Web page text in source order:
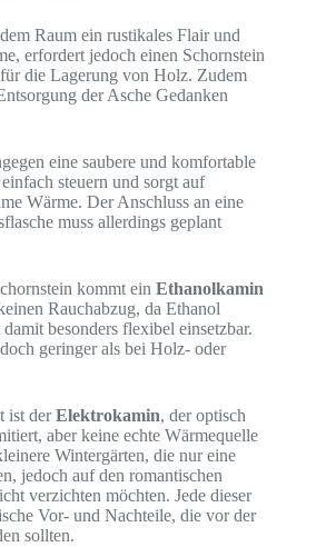
Raum ein rustikales Flair und
erfordert jedoch einen Schornstein
die Lagerung von Holz. Zudem
der Asche Gedanken
eine saubere und komfortable
steuern und sorgt auf
Wärme. Der Anschluss an eine
muss allerdings geplant
kommt ein Ethanolkamin
Rauchabzug, da Ethanol
besonders flexibel einsetzbar.
geringer als bei Holz- oder
ist derElektrokamin, der optisch
aber keine echte Wärmequelle
Wintergärten, die nur eine
jedoch auf den romantischen
verzichten möchten. Jede dieser
Vor- und Nachteile, die vor der
sollten.